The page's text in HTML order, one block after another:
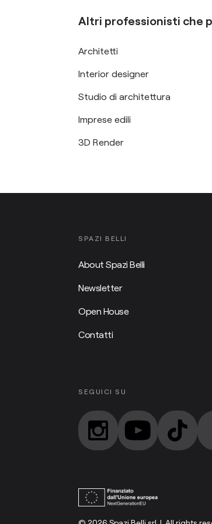
Altri professionisti che
Architetti
Interior designer
Studio di architettura
Imprese edili
3D Render
SPAZI BELLI
About Spazi Belli
Newsletter
Open House
Contatti
SEGUICI SU